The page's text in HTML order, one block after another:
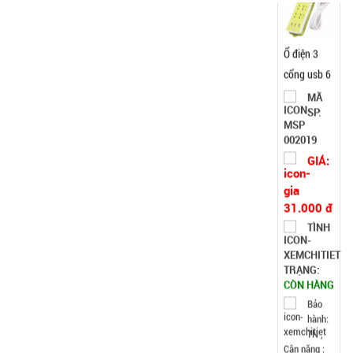
Ổ điện 3
cổng usb 6
lỗ cắm -
Xanh Lá (
T120 )
MÃ
SP:
002019
GIÁ:
31.000 đ
TÌNH
TRẠNG:
CÒN HÀNG
Bảo
hành:
7N ,
Cân nặng :